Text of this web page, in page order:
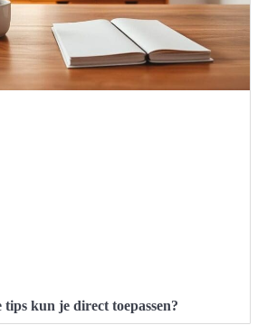
kun je direct toepassen?